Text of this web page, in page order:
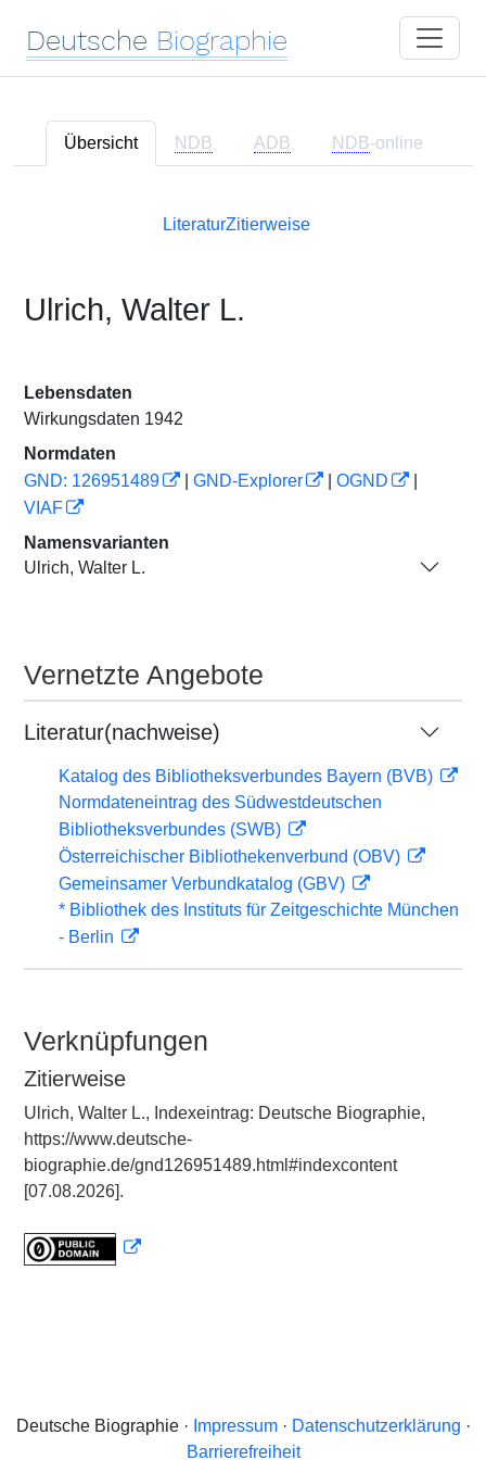
Deutsche Biographie
Übersicht NDB ADB NDB-online
LiteraturZitierweise
Ulrich, Walter L.
Lebensdaten
Wirkungsdaten 1942
Normdaten
GND: 126951489
GND-Explorer OGND
VIAF
Namensvarianten
Ulrich, Walter L.
Vernetzte Angebote
Literatur(nachweise)
Katalog des Bibliotheksverbundes Bayern (BVB)
Normdateneintrag des Südwestdeutschen
Bibliotheksverbundes (SWB)
Österreichischer Bibliothekenverbund (OBV)
Gemeinsamer Verbundkatalog (GBV)
* Bibliothek des Instituts für Zeitgeschichte München
- Berlin
Verknüpfungen
Zitierweise
Ulrich, Walter L., Indexeintrag: Deutsche Biographie,
https://www.deutsche-
biographie.de/gnd126951489.html#indexcontent
[07.08.2026].
Deutsche Biographie · Impressum· Datenschutzerklärung ·
Barrierefreiheit